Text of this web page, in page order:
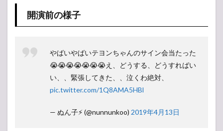
ポ
（感
セッ
開演前の様子
やばいやばいテヨンちゃんのサイン会当たった
😭😭😭😭😭😭😭え、どうする、どうすればい
い、、緊張してきた、、泣くわ絶対、
pic.twitter.com/1Q8AMA5HBl
— ぬん子⚡️ (@nunnunkoo) 2019年4月13日